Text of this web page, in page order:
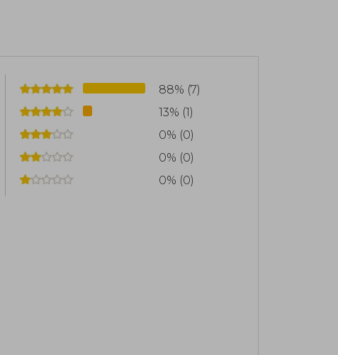
88% (7)
13% (1)
0% (0)
0% (0)
0% (0)